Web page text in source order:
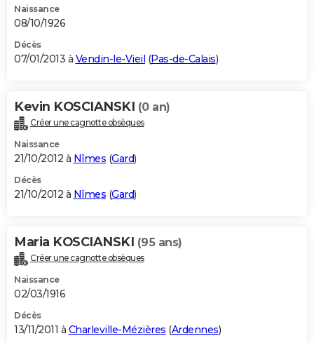
Naissance
08/10/1926
Décès
07/01/2013 à Vendin-le-Vieil (Pas-de-Calais)
Kevin KOSCIANSKI (0 an)
Créer une cagnotte obsèques
Naissance
21/10/2012 à Nîmes (Gard)
Décès
21/10/2012 à Nîmes (Gard)
Maria KOSCIANSKI (95 ans)
Créer une cagnotte obsèques
Naissance
02/03/1916
Décès
13/11/2011 à Charleville-Mézières (Ardennes)